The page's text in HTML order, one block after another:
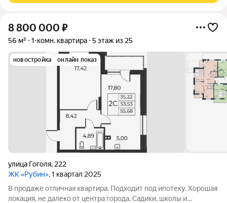
8 800 000 ₽
56 м² 1-комн. квартира 5 этаж из 25
новостройка онлайн показ
улица Гоголя, 222
ЖК «Рубин», 1 квартал 2025
В продаже отличная квартира. Подходит под ипотеку. Хорошая
локация, не далеко от центра города. Садики, школы и